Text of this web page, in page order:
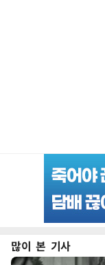
많이 본 기사